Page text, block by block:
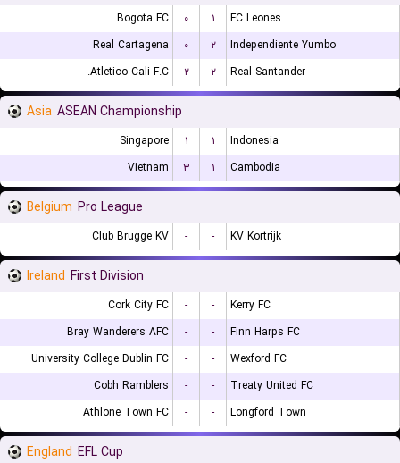
Bogota FC ۰ ۱
FC Leones
Real Cartagena
۰ ۲
Independiente Yumbo
Atletico Cali F.C.
۲ ۲ Real Santander
Asia ASEAN Championship
Singapore ۱ ۱
Indonesia
Vietnam
۳ ۱ Cambodia
Belgium Pro League
Club Brugge KV - - KV Kortrijk
Ireland First Division
Cork City FC - -
Kerry FC
Bray Wanderers AFC
- -
Finn Harps FC
University College Dublin FC
- -
Wexford FC
Cobh Ramblers
- -
Treaty United FC
Athlone Town FC
- - Longford Town
England EFL Cup